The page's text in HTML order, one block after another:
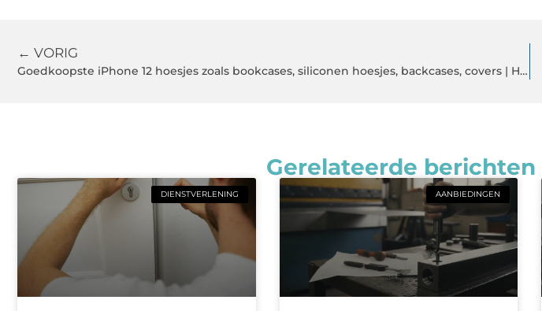
← VORIG
Goedkoopste iPhone 12 hoesjes zoals bookcases, siliconen hoesjes, backcases, covers | Hoesje.shop
Gerelateerde berichten
DIENSTVERLENING AANBIEDINGEN